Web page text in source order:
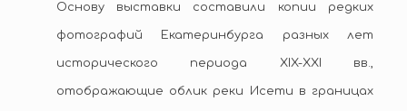
Основу выставки составили копии редких
фотографий Екатеринбурга разных лет
исторического периода XIX-ХХI вв.,
отображающие облик реки Исети в границах